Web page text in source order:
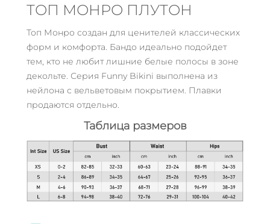
ТОП МОНРО ПЛУТОН
Топ Монро создан для ценителей классических
форм и комфорта. Бандо идеально подойдет
тем, кто не любит лишние белые полосы в зоне
декольте. Серия Funny Bikini выполнена из
нейлона с вельветовым покрытием. Плавки
продаются отдельно.
Таблица размеров